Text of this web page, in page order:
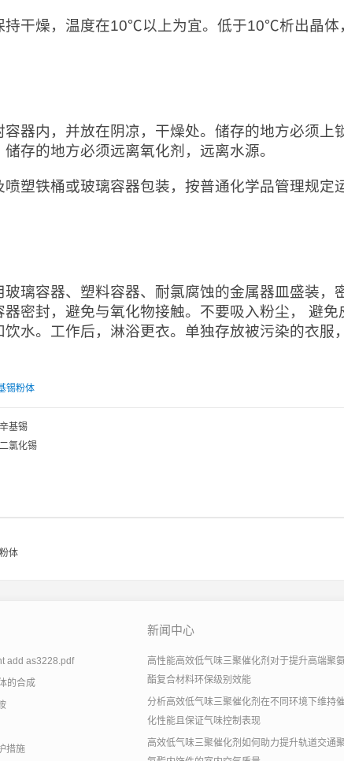
持干燥，温度在10℃以上为宜。低于10℃析出晶体
容器内，并放在阴凉，干燥处。储存的地方必须上
存的地方必须远离氧化剂，远离水源。
塑铁桶或玻璃容器包装，按普通化学品管理规定
玻璃容器、塑料容器、耐氯腐蚀的金属器皿盛装，
器密封，避免与氧化物接触。不要吸入粉尘， 避
饮水。工作后，淋浴更衣。单独存放被污染的衣服
锡粉体
基锡
氯化锡
体
add as3228.pdf
的合成
措施
新闻中心
高性能高效低气味三聚催化剂对于提升高端聚
酯复合材料环保级别效能
分析高效低气味三聚催化剂在不同环境下维持
化性能且保证气味控制表现
高效低气味三聚催化剂如何助力提升轨道交通